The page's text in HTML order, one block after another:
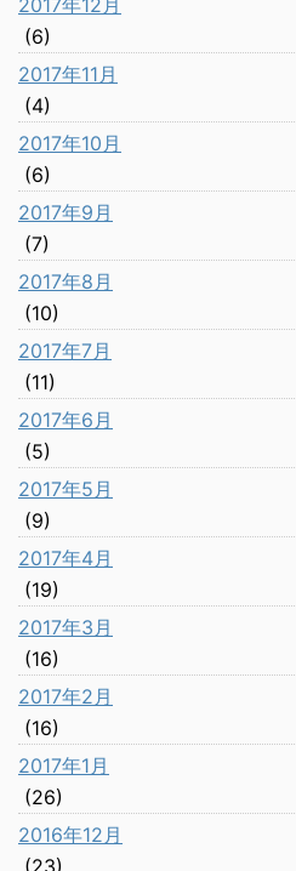
2017年12月
(6)
2017年11月
(4)
2017年10月
(6)
2017年9月
(7)
2017年8月
(10)
2017年7月
(11)
2017年6月
(5)
2017年5月
(9)
2017年4月
(19)
2017年3月
(16)
2017年2月
(16)
2017年1月
(26)
2016年12月
(23)